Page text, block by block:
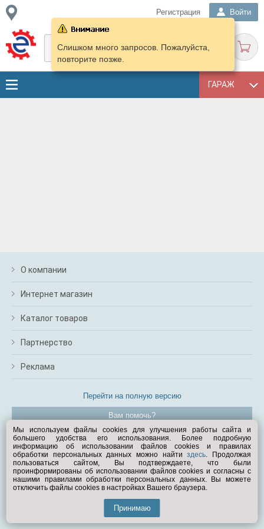
Регистрация Войти
ГАРАЖ
Слишком много запросов. Пожалуйста,
повторите позже.
О компании
Интернет магазин
Каталог товаров
Партнерство
Реклама
Перейти на полную версию
Вам помочь?
© Exist.ru 1998—2026
Мы используем файлы cookies для улучшения работы сайта и
большего удобства его использования. Более подробную
информацию об использовании файлов cookies и правилах
обработки персональных данных можно найтиздесь. Продолжая
пользоваться сайтом, Вы подтверждаете, что были
проинформированы об использовании файлов cookies и согласны с
нашими правилами обработки персональных данных. Вы можете
отключить файлы cookies в настройках Вашего браузера.
Принимаю